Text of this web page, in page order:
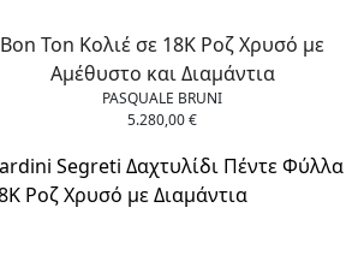
Bon Ton Κολιέ σε 18Κ Ροζ Χρυσό με
Αμέθυστο και Διαμάντια
PASQUALE BRUNI
5.280,00€